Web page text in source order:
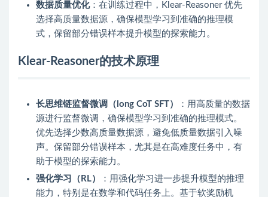
数据质量优化：在训练过程中，Klear-Reasoner 优先
选择高质量数据源，确保模型学习到准确的推理模
式，保留部分错误样本提升模型的探索能力。
Klear-Reasoner的技术原理
长思维链监督微调（long CoT SFT）
：用高质量的数据
源进行监督微调，确保模型学习到准确的推理模式。
优先选择少数高质量数据源，避免低质量数据引入噪
声。保留部分错误样本，尤其是在高难度任务中，有
助于模型的探索能力。
强化学习（RL）
：用强化学习进一步提升模型的推理
能力，特别是在数学和代码任务上。基于软奖励机